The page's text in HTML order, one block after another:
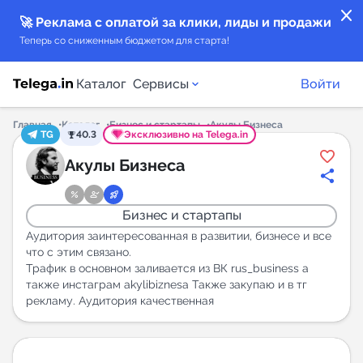
close
🚀 Реклама с оплатой за клики, лиды и продажи
Теперь со сниженным бюджетом для старта!
Каталог Сервисы
Каталог каналов
Каталог ботов
Горящие предложения
Индекс читаемости каналов в Telegram
New
Аналитика MAX каналов
Войти
Главная Каталог Бизнес и стартапы
Акулы Бизнеса
TG
40.3 Эксклюзивно на Telega.in
Акулы Бизнеса
Бизнес и стартапы
Аудитория заинтересованная в развитии, бизнесе и все
что с этим связано.
Трафик в основном заливается из ВК rus_business а
также инстаграм akylibiznesa Также закупаю и в тг
рекламу. Аудитория качественная